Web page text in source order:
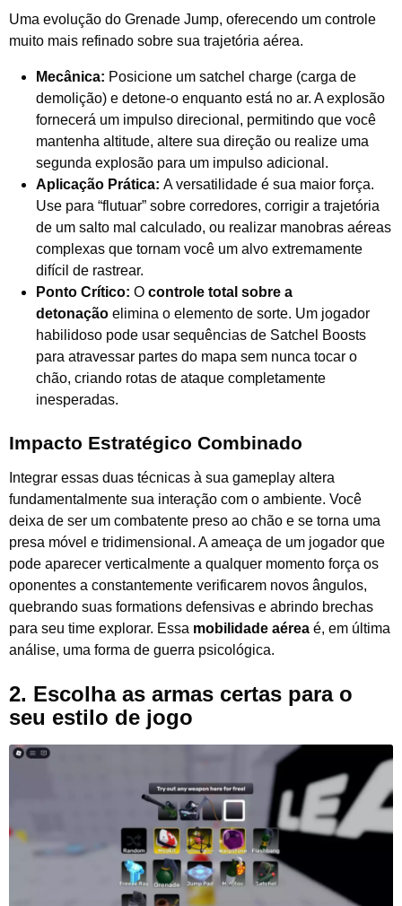
Uma evolução do Grenade Jump, oferecendo um controle
muito mais refinado sobre sua trajetória aérea.
Mecânica: Posicione um satchel charge (carga de
demolição) e detone-o enquanto está no ar. A explosão
fornecerá um impulso direcional, permitindo que você
mantenha altitude, altere sua direção ou realize uma
segunda explosão para um impulso adicional.
Aplicação Prática: A versatilidade é sua maior força.
Use para “flutuar” sobre corredores, corrigir a trajetória
de um salto mal calculado, ou realizar manobras aéreas
complexas que tornam você um alvo extremamente
difícil de rastrear.
Ponto Crítico: O controle total sobre a
detonação elimina o elemento de sorte. Um jogador
habilidoso pode usar sequências de Satchel Boosts
para atravessar partes do mapa sem nunca tocar o
chão, criando rotas de ataque completamente
inesperadas.
Impacto Estratégico Combinado
Integrar essas duas técnicas à sua gameplay altera
fundamentalmente sua interação com o ambiente. Você
deixa de ser um combatente preso ao chão e se torna uma
presa móvel e tridimensional. A ameaça de um jogador que
pode aparecer verticalmente a qualquer momento força os
oponentes a constantemente verificarem novos ângulos,
quebrando suas formations defensivas e abrindo brechas
para seu time explorar. Essa mobilidade aérea é, em última
análise, uma forma de guerra psicológica.
2. Escolha as armas certas para o
seu estilo de jogo